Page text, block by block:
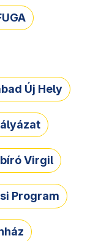
Új Hely
Virgil
Program